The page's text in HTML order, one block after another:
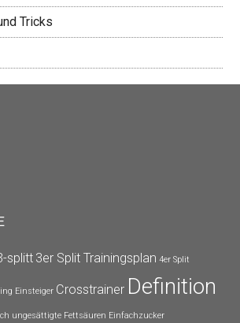
Tricks
splitt 3er Split Trainingsplan 4er Split
Einsteiger Crosstrainer Definition
ungesättigte Fettsäuren Einfachzucker